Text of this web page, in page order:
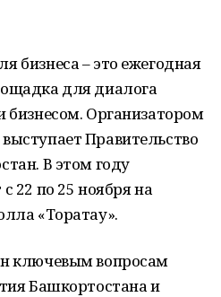
бизнеса – это ежегодная
для диалога
бизнесом. Организатором
Правительство
В этом году
22 по 25 ноября на
«Торатау».
ключевым вопросам
Башкортостана и